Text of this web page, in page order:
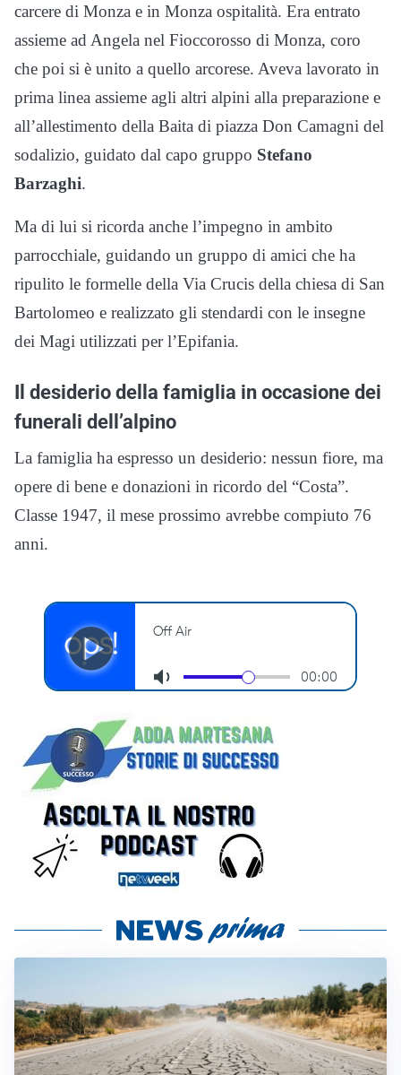
carcere di Monza e in Monza ospitalità. Era entrato
assieme ad Angela nel Fioccorosso di Monza, coro
che poi si è unito a quello arcorese. Aveva lavorato in
prima linea assieme agli altri alpini alla preparazione e
all’allestimento della Baita di piazza Don Camagni del
sodalizio, guidato dal capo gruppo Stefano
Barzaghi.
Ma di lui si ricorda anche l’impegno in ambito
parrocchiale, guidando un gruppo di amici che ha
ripulito le formelle della Via Crucis della chiesa di San
Bartolomeo e realizzato gli stendardi con le insegne
dei Magi utilizzati per l’Epifania.
Il desiderio della famiglia in occasione dei
funerali dell’alpino
La famiglia ha espresso un desiderio: nessun fiore, ma
opere di bene e donazioni in ricordo del “Costa”.
Classe 1947, il mese prossimo avrebbe compiuto 76
anni.